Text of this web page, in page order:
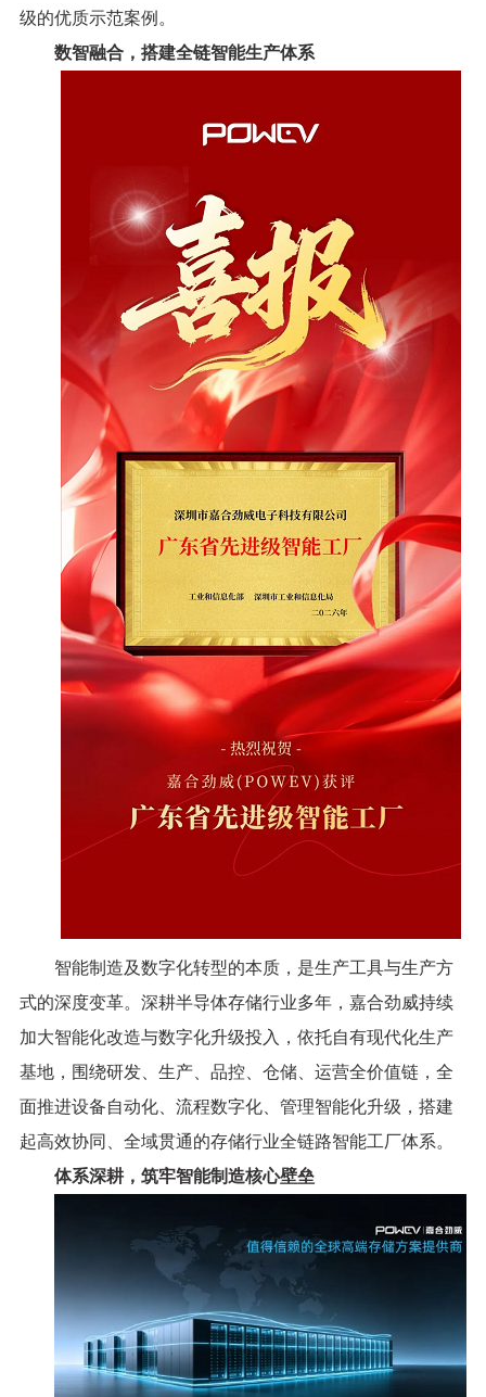
级的优质示范案例。
数智融合，搭建全链智能生产体系
智能制造及数字化转型的本质，是生产工具与生产方
式的深度变革。深耕半导体存储行业多年，嘉合劲威持续
加大智能化改造与数字化升级投入，依托自有现代化生产
基地，围绕研发、生产、品控、仓储、运营全价值链，全
面推进设备自动化、流程数字化、管理智能化升级，搭建
起高效协同、全域贯通的存储行业全链路智能工厂体系。
体系深耕，筑牢智能制造核心壁垒